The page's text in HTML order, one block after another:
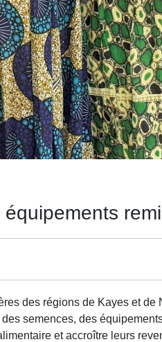
équipements
des régions de Kayes et
semences, des
et accroître leurs